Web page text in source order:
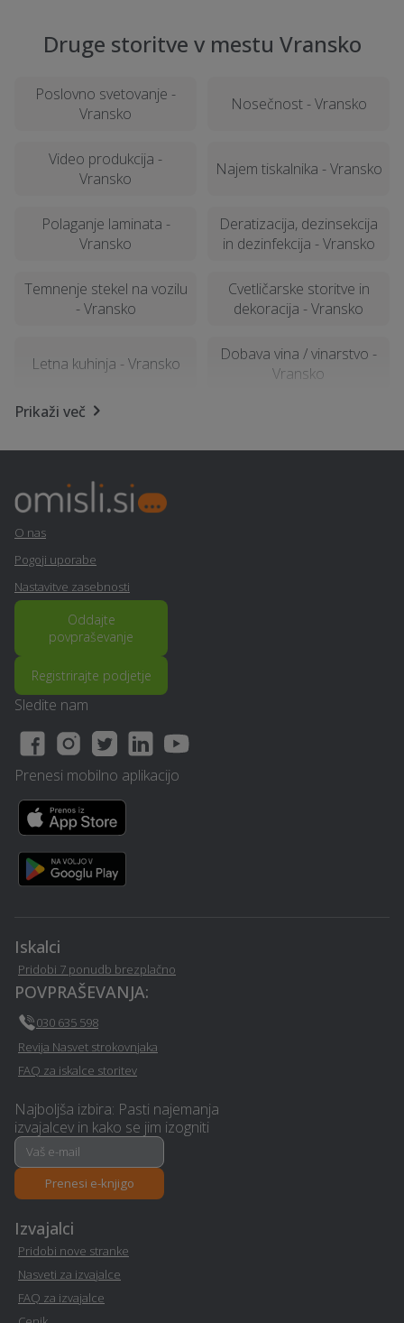
Druge storitve v mestu Vransko
Poslovno svetovanje -
Vransko
Nosečnost - Vransko
Video produkcija -
Vransko
Najem tiskalnika - Vransko
Polaganje laminata -
Vransko
Deratizacija, dezinsekcija
in dezinfekcija - Vransko
Temnenje stekel na vozilu
- Vransko
Cvetličarske storitve in
dekoracija - Vransko
Letna kuhinja - Vransko
Dobava vina / vinarstvo -
Vransko
Sanacija vlage - Vransko
SEO optimizacija spletnih
zdravljenja - Vransko
Razrez cistern in čiščenje
Pravno svetovanje in
storitve - Vransko
Ozvočenje in razsvetljava
prireditev - Vransko
Erotična masaža -
Vransko
Nagrobni spomenik -
Vransko
Prenova hiše na ključ -
Vransko
Virtualna in obogatena
resničnost (VR - AR) -
Mizarstvo - Vransko
Prikaži več
Iskalci
Pridobi 7 ponudb brezplačno
POVPRAŠEVANJA:
030 635 598
Revija Nasvet strokovnjaka
FAQ za iskalce storitev
Najboljša izbira: Pasti najemanja
izvajalcev in kako se jim izogniti
Prenesi e-knjigo
Izvajalci
Pridobi nove stranke
Nasveti za izvajalce
FAQ za izvajalce
O nas
Pogoji uporabe
Nastavitve zasebnosti
Oddajte
povpraševanje
Registrirajte podjetje
Sledite nam
Prenesi mobilno aplikacijo